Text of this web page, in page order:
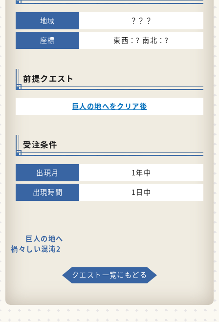
？？？
東西：? 南北：?
前提クエスト
巨人の地へをクリア後
受注条件
1年中
1日中
巨人の地へ
禍々しい混沌2
クエスト一覧にもどる